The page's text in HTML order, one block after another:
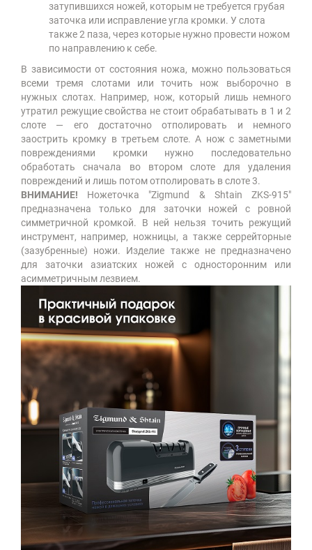
затупившихся ножей, которым не требуется грубая
заточка или исправление угла кромки. У слота
также 2 паза, через которые нужно провести ножом
по направлению к себе.
В зависимости от состояния ножа, можно пользоваться
всеми тремя слотами или точить нож выборочно в
нужных слотах. Например, нож, который лишь немного
утратил режущие свойства не стоит обрабатывать в 1 и 2
слоте — его достаточно отполировать и немного
заострить кромку в третьем слоте. А нож с заметными
повреждениями кромки нужно последовательно
обработать сначала во втором слоте для удаления
повреждений и лишь потом отполировать в слоте 3.
ВНИМАНИЕ! Ножеточка "Zigmund & Shtain ZKS-915"
предназначена только для заточки ножей с ровной
симметричной кромкой. В ней нельзя точить режущий
инструмент, например, ножницы, а также серрейторные
(зазубренные) ножи. Изделие также не предназначено
для заточки азиатских ножей с односторонним или
асимметричным лезвием.